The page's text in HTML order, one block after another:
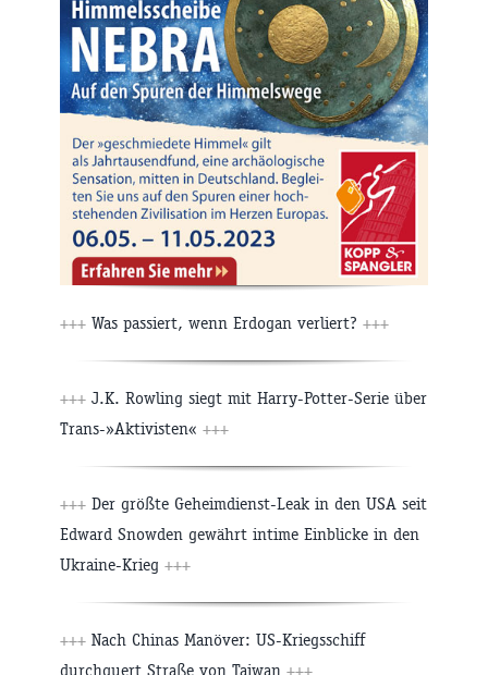
+++ Was passiert, wenn Erdogan verliert? +++
+++ J.K. Rowling siegt mit Harry-Potter-Serie über
Trans-»Aktivisten« +++
+++ Der größte Geheimdienst-Leak in den USA seit
Edward Snowden gewährt intime Einblicke in den
Ukraine-Krieg +++
+++ Nach Chinas Manöver: US-Kriegsschiff
durchquert Straße von Taiwan +++